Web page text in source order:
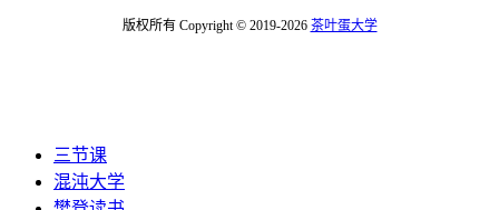
版权所有 Copyright © 2019-2026 茶叶蛋大学
三节课
混沌大学